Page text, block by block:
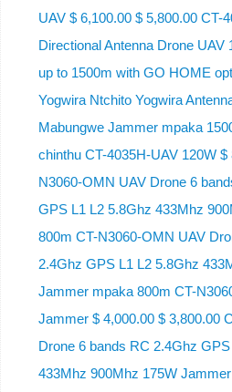
UAV $ 6,100.00 $ 5,800.00 CT-
Directional Antenna Drone
up to 1500m with GO HOME
Yogwira Ntchito Yogwira
Mabungwe Jammer mpaka
chinthu CT-4035H-UAV 120W
N3060-OMN UAV Drone 6
GPS L1 L2 5.8Ghz 433Mhz
800m CT-N3060-OMN UAV
2.4Ghz GPS L1 L2 5.8Ghz
Jammer mpaka 800m CT-
Jammer $ 4,000.00 $ 3,800.00
Drone 6 bands RC 2.4Ghz
433Mhz 900Mhz 175W